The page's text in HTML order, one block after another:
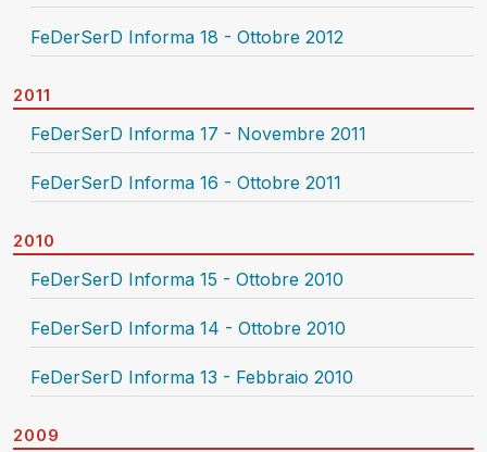
FeDerSerD Informa 18 - Ottobre 2012
2011
FeDerSerD Informa 17 - Novembre 2011
FeDerSerD Informa 16 - Ottobre 2011
2010
FeDerSerD Informa 15 - Ottobre 2010
FeDerSerD Informa 14 - Ottobre 2010
FeDerSerD Informa 13 - Febbraio 2010
2009